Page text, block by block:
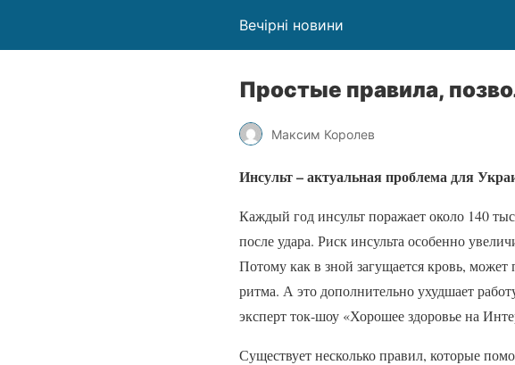
Вечірні новини
Простые правила,
Максим Королев
Инсульт – актуальная проблема для
Каждый год инсульт поражает около 140
после удара. Риск инсульта особенно
Потому как в зной загущается кровь,
ритма. А это дополнительно ухудшает
эксперт ток-шоу «Хорошее здоровье на
Существует несколько правил, которые